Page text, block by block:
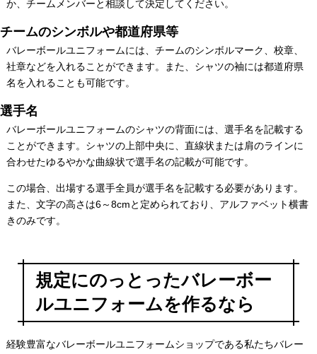
か、チームメンバーと相談して決定してください。
チームのシンボルや都道府県等
バレーボールユニフォームには、チームのシンボルマーク、校章、
社章などを入れることができます。また、シャツの袖には都道府県
名を入れることも可能です。
選手名
バレーボールユニフォームのシャツの背面には、選手名を記載する
ことができます。シャツの上部中央に、直線状または肩のラインに
合わせたゆるやかな曲線状で選手名の記載が可能です。
この場合、出場する選手全員が選手名を記載する必要があります。
また、文字の高さは6～8cmと定められており、アルファベット横書
きのみです。
規定にのっとったバレーボー
ルユニフォームを作るなら
経験豊富なバレーボールユニフォームショップである私たちバレー